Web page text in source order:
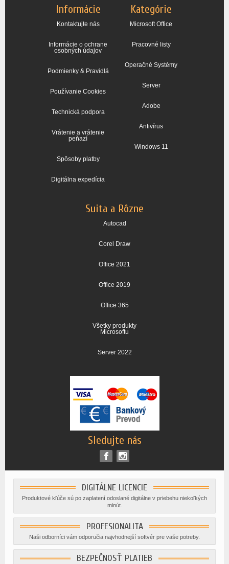
Informácie
Kontaktujte nás
Informácie o ochrane
osobných údajov
Podmienky & Pravidlá
Používanie Cookies
Technická podpora
Vrátenie a vrátenie
peňazí
Spôsoby platby
Digitálna expedícia
Kategórie
Microsoft Office
Pracovné listy
Operačné Systémy
Server
Adobe
Antivírus
Windows 11
Suita a Rôzne
Autocad
Corel Draw
Office 2021
Office 2019
Office 365
Všetky produkty
Microsoftu
Server 2022
Sledujte nás
DIGITÁLNE LICENCIE
Produktové kľúče sú po zaplatení odoslané digitálne v priebehu niekoľkých
minút.
PROFESIONALITA
Naši odborníci vám odporučia najvhodnejší softvér pre vaše potreby.
BEZPEČNOSŤ PLATIEB